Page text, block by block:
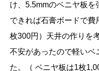
け、5.5mmのベニヤ板を
できれば石膏ボードで費
枚300円）天井の作りを
不安があったので軽いベ
た。（ ベニヤ板は1枚